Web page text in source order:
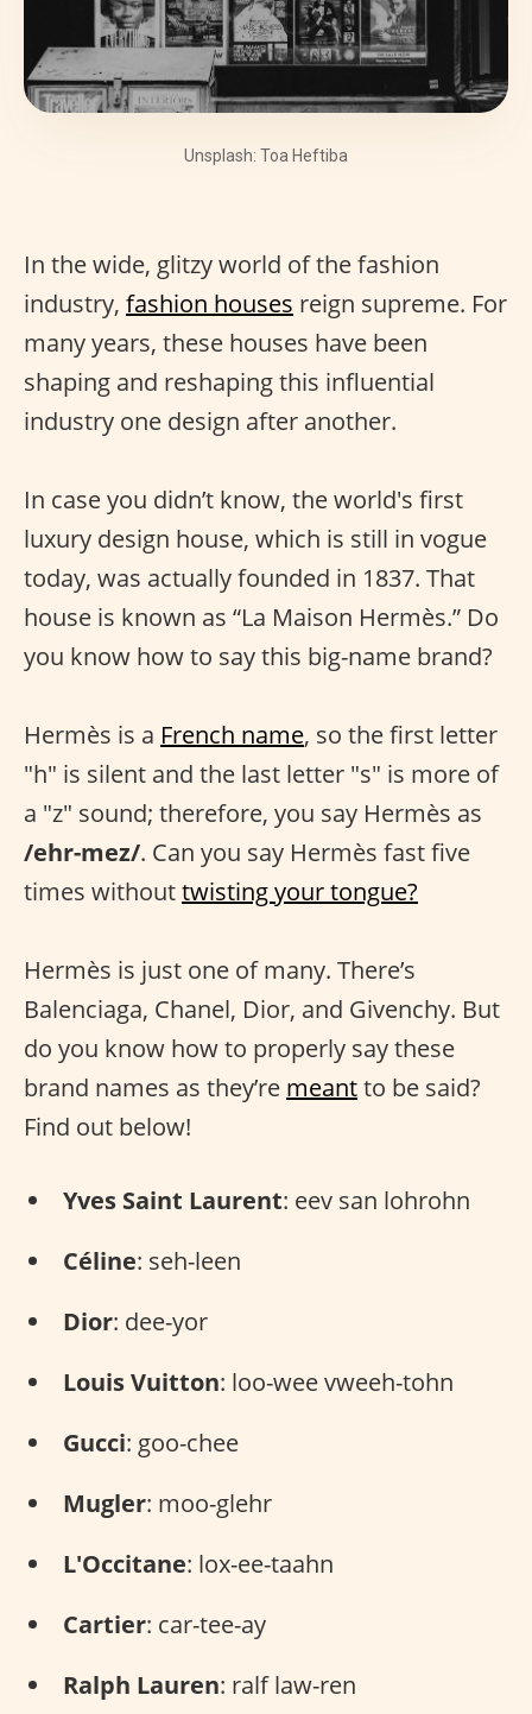
Unsplash: Toa Heftiba
In the wide, glitzy world of the fashion
industry, fashion houses reign supreme. For
many years, these houses have been
shaping and reshaping this influential
industry one design after another.
In case you didn’t know, the world's first
luxury design house, which is still in vogue
today, was actually founded in 1837. That
house is known as “La Maison Hermès.” Do
you know how to say this big-name brand?
Hermès is a French name, so the first letter
"h" is silent and the last letter "s" is more of
a "z" sound; therefore, you say Hermès as
/ehr-mez/. Can you say Hermès fast five
times withouttwisting your tongue?
Hermès is just one of many. There’s
Balenciaga, Chanel, Dior, and Givenchy. But
do you know how to properly say these
brand names as they’re meantto be said?
Find out below!
Yves Saint Laurent: eev san lohrohn
Céline: seh-leen
Dior: dee-yor
Louis Vuitton: loo-wee vweeh-tohn
Gucci: goo-chee
Mugler: moo-glehr
L'Occitane: lox-ee-taahn
Cartier: car-tee-ay
Ralph Lauren: ralf law-ren